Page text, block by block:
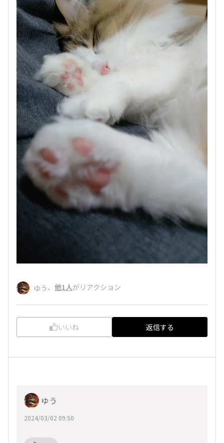
ゆう 、 他1人がリアクション
いいね 返信する
ゆう
2024/03/02 09:50